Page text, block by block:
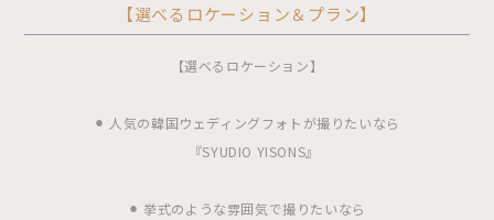
【選べるロケーション＆プラン】
【選べるロケーション】
⚫︎ 人気の韓国ウェディングフォトが撮りたいなら
『SYUDIO YISONS』
⚫︎ 挙式のような雰囲気で撮りたいなら